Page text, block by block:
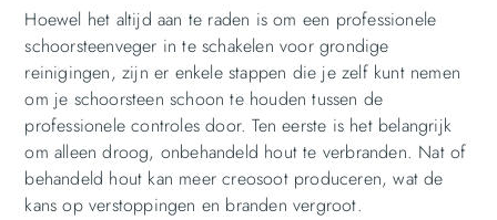
Hoewel het altijd aan te raden is om een professionele
schoorsteenveger in te schakelen voor grondige
reinigingen, zijn er enkele stappen die je zelf kunt nemen
om je schoorsteen schoon te houden tussen de
professionele controles door. Ten eerste is het belangrijk
om alleen droog, onbehandeld hout te verbranden. Nat of
behandeld hout kan meer creosoot produceren, wat de
kans op verstoppingen en branden vergroot.